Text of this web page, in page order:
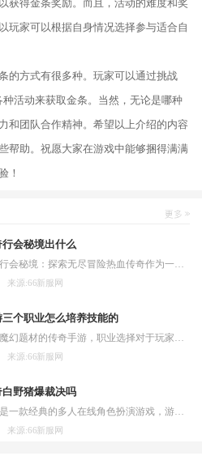
获得金条奖励。而且，活动的难度和奖
玩家可以根据自身情况选择参与适合自
的方式有很多种。玩家可以通过挑战
活动来获取金条。当然，无论是哪种
和团队合作精神。希望以上介绍的内容
帮助。祝愿大家在游戏中能够捆得满满
！
会秘境出什么
来源:66新服网
个职业怎么培养技能的
来源:66新服网
野猪爆裁决吗
来源:66新服网